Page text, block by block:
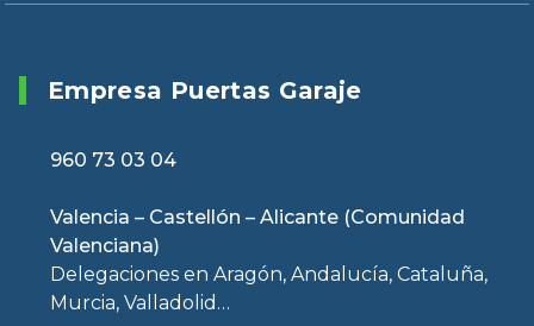
Empresa Puertas Garaje
960 73 03 04
Valencia – Castellón – Alicante (Comunidad
Valenciana)
Delegaciones en Aragón, Andalucía, Cataluña,
Murcia, Valladolid…